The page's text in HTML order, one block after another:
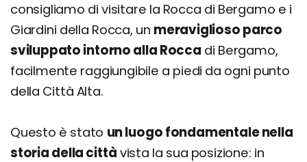
consigliamo di visitare la Rocca di Bergamo e i
Giardini della Rocca, un meraviglioso parco
sviluppato intorno alla Rocca di Bergamo,
facilmente raggiungibile a piedi da ogni punto
della Città Alta.
Questo è stato un luogo fondamentale nella
storia della città vista la sua posizione: in